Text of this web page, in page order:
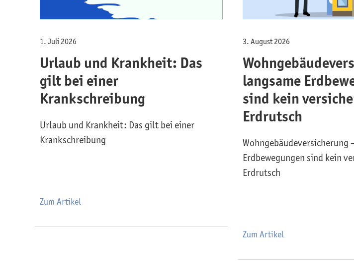
1. Juli 2026
Urlaub und Krankheit: Das
gilt bei einer
Krankschreibung
Urlaub und Krankheit: Das gilt bei einer
Krankschreibung
Zum Artikel
3. August 2026
langsame
sind kein
Erdrutsch
Wohngebäude­versicherung
Erdbewegungen sind kein
Erdrutsch
Zum Artikel